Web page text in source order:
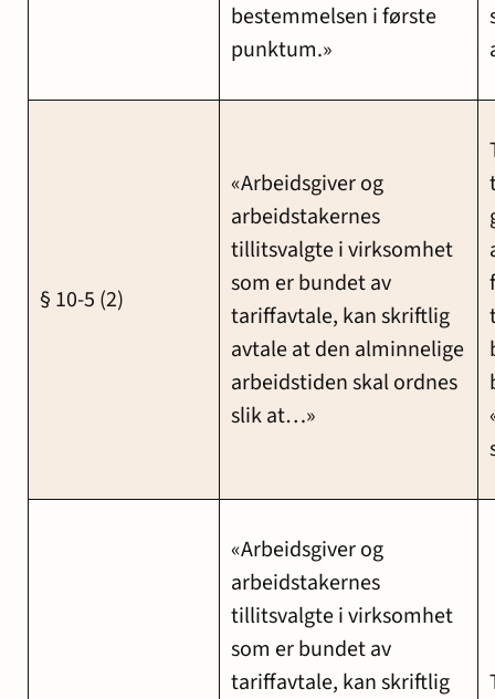
bestemmelsen i første
punktum.»
§ 10-5 (2)
«Arbeidsgiver og
arbeidstakernes
tillitsvalgte i virksomhet
som er bundet av
tariffavtale, kan skriftlig
avtale at den alminnelige
arbeidstiden skal ordnes
slik at…»
«Arbeidsgiver og
arbeidstakernes
tillitsvalgte i virksomhet
som er bundet av
tariffavtale, kan skriftlig